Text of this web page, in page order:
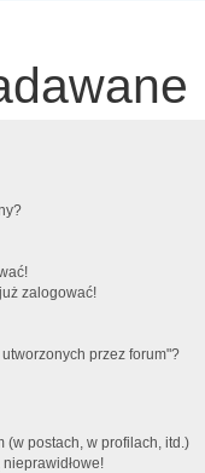
zalogować!
przez forum"?
(w postach, w profilach, itd.)